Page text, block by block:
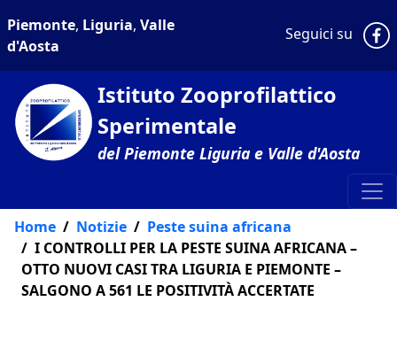
Piemonte, Liguria, Valle
d'Aosta
Seguici su
Istituto Zooprofilattico
Sperimentale
del Piemonte Liguria e Valle d'Aosta
Home Notizie
Peste suina africana
I CONTROLLI PER LA PESTE SUINA AFRICANA –
OTTO NUOVI CASI TRA LIGURIA E PIEMONTE –
SALGONO A 561 LE POSITIVITÀ ACCERTATE